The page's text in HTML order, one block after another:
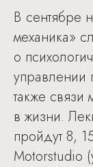
В сентябре
механика»
о
управлении
также связи
в жизни.
пройдут 8,
Motorstudio